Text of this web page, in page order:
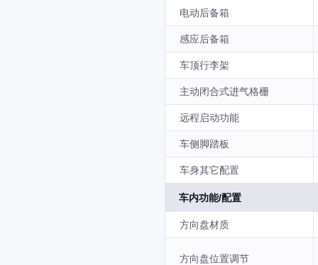
电动后备箱
感应后备箱
车顶行李架
主动闭合式进气格栅
远程启动功能
车侧脚踏板
车身其它配置
车内功能/配置
方向盘材质
方向盘位置调节